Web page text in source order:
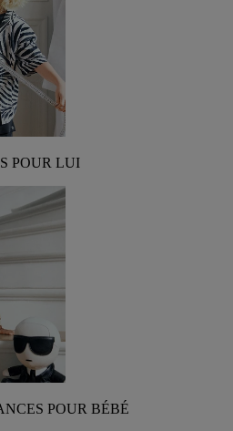
POUR LUI
POUR BÉBÉ